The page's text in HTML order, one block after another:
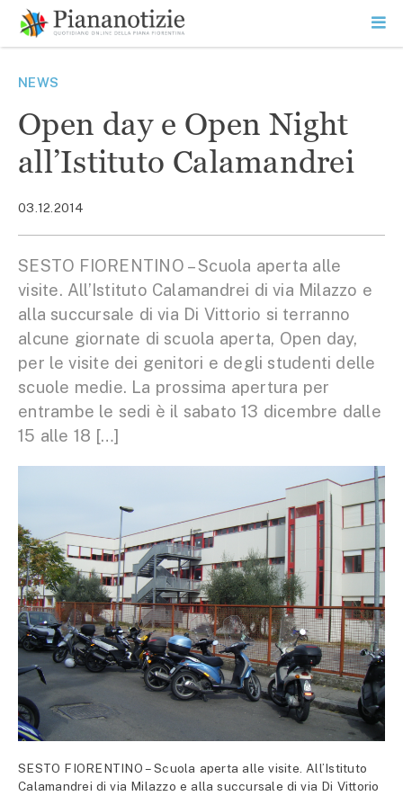
contenuto
SEARCH
NEWS
Open day e Open Night
all’Istituto Calamandrei
03.12.2014
SESTO FIORENTINO – Scuola aperta alle
visite. All’Istituto Calamandrei di via Milazzo e
alla succursale di via Di Vittorio si terranno
alcune giornate di scuola aperta, Open day,
per le visite dei genitori e degli studenti delle
scuole medie. La prossima apertura per
entrambe le sedi è il sabato 13 dicembre dalle
15 alle 18 […]
SESTO FIORENTINO – Scuola aperta alle visite. All’Istituto
Calamandrei di via Milazzo e alla succursale di via Di Vittorio